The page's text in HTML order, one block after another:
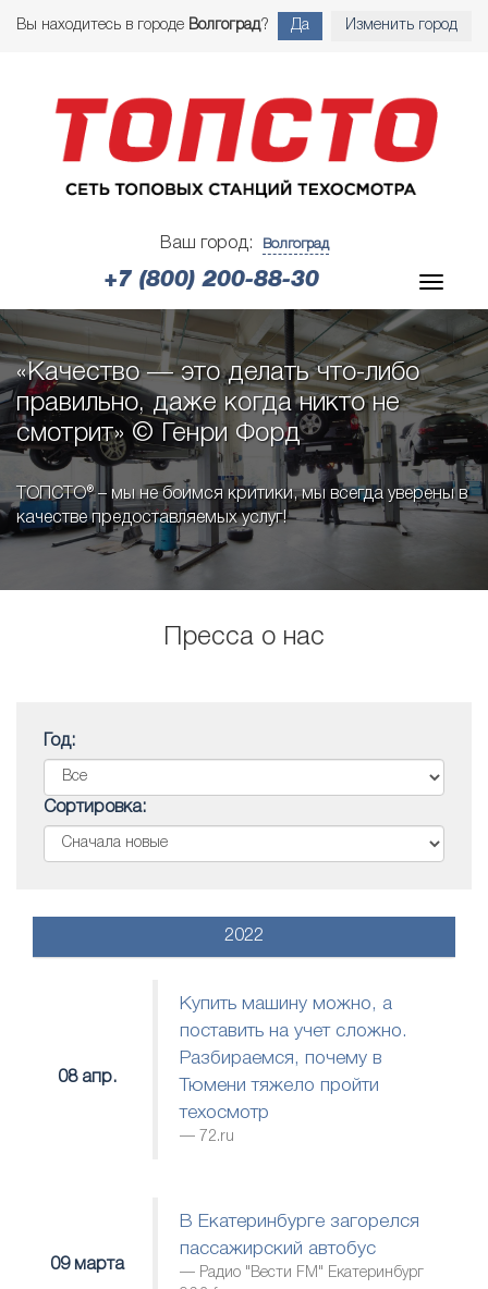
Вы находитесь в городе Волгоград? Да Изменить город
Ваш город: Волгоград
+7 (800) 200-88-30
«Качество — это делать что-либо
правильно, даже когда никто не
смотрит» © Генри Форд
ТОПСТО® – мы не боимся критики, мы всегда уверены в
качестве предоставляемых услуг!
Пресса о нас
Год:
Сортировка:
2022
08 апр.
Купить машину можно, а
поставить на учет сложно.
Разбираемся, почему в
Тюмени тяжело пройти
техосмотр
72.ru
09 марта
В Екатеринбурге загорелся
пассажирский автобус
Радио "Вести FM" Екатеринбург